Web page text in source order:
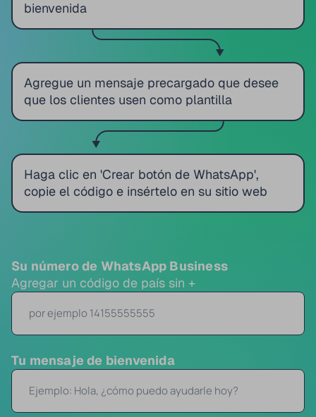
bienvenida
Agregue un mensaje precargado que desee
que los clientes usen como plantilla
Haga clic en 'Crear botón de WhatsApp',
copie el código e insértelo en su sitio web
Su número de WhatsApp Business
Agregar un código de país sin +
Tu mensaje de bienvenida